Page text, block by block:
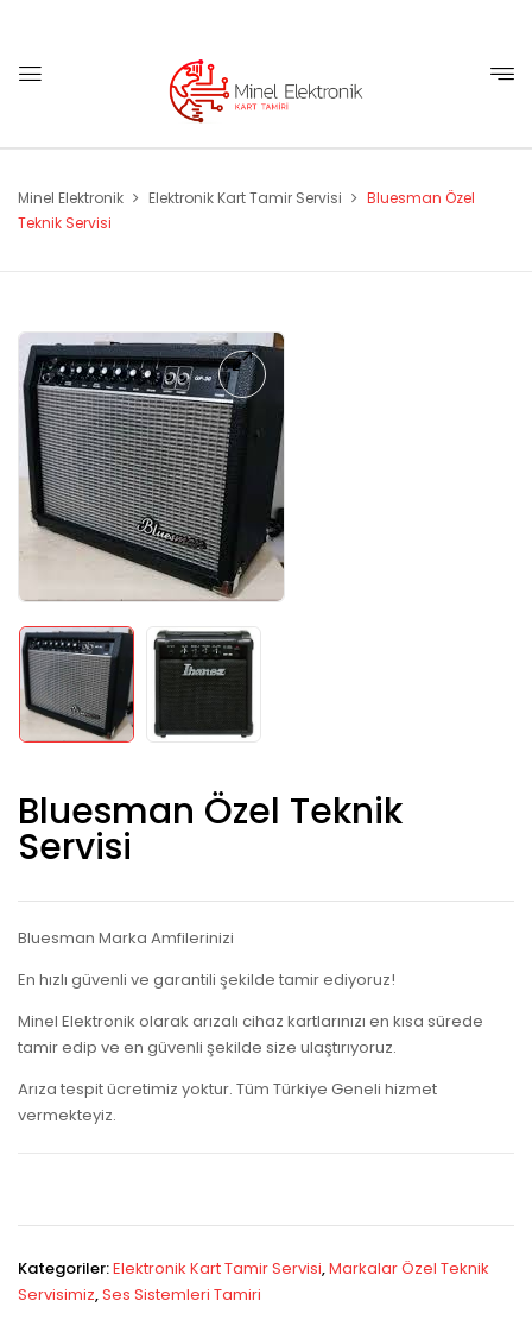
Minel Elektronik Elektronik Kart Tamir Servisi
Bluesman Özel
Teknik Servisi
Bluesman Özel Teknik
Servisi
Bluesman Marka Amfilerinizi
En hızlı güvenli ve garantili şekilde tamir ediyoruz!
Minel Elektronik olarak arızalı cihaz kartlarınızı en kısa sürede
tamir edip ve en güvenli şekilde size ulaştırıyoruz.
Arıza tespit ücretimiz yoktur. Tüm Türkiye Geneli hizmet
vermekteyiz.
Kategoriler:Elektronik Kart Tamir Servisi,Markalar Özel Teknik
Servisimiz,Ses Sistemleri Tamiri